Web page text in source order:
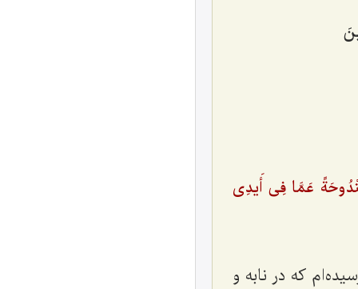
عَمَّا فِی أَیدِی
که در نابه و